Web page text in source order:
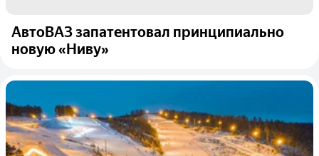
АвтоВАЗ запатентовал принципиально
новую «Ниву»